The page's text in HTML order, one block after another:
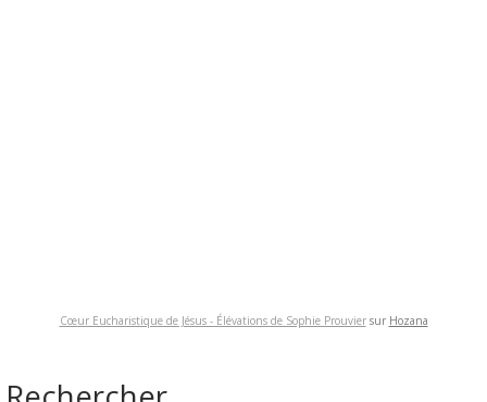
Cœur Eucharistique de Jésus - Élévations de Sophie Prouviersur Hozana